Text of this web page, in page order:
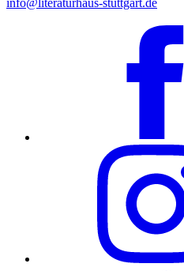
info@literaturhaus-stuttgart.de